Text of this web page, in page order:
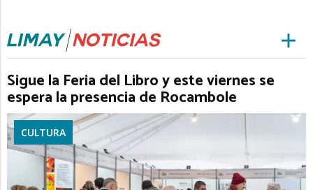
Sigue la Feria del Libro y este viernes se
espera la presencia de Rocambole
CULTURA